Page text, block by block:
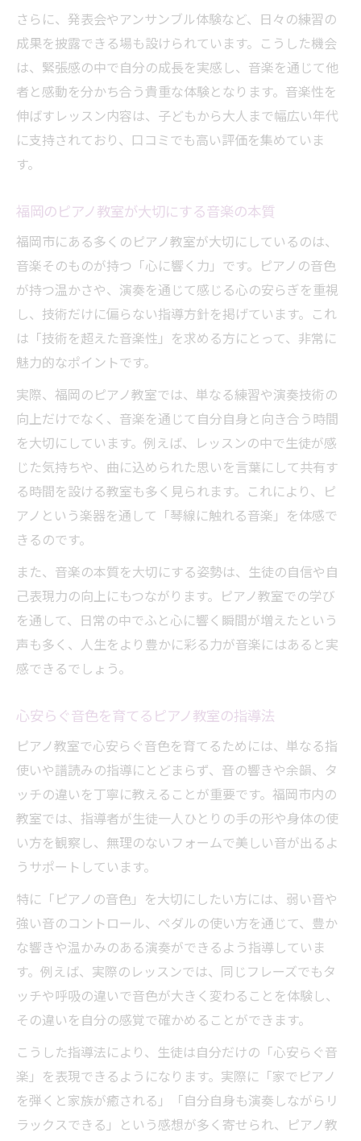
さらに、発表会やアンサンブル体験など、日々の練習の
成果を披露できる場も設けられています。こうした機会
は、緊張感の中で自分の成長を実感し、音楽を通じて他
者と感動を分かち合う貴重な体験となります。音楽性を
伸ばすレッスン内容は、子どもから大人まで幅広い年代
に支持されており、口コミでも高い評価を集めていま
す。
福岡のピアノ教室が大切にする音楽の本質
福岡市にある多くのピアノ教室が大切にしているのは、
音楽そのものが持つ「心に響く力」です。ピアノの音色
が持つ温かさや、演奏を通じて感じる心の安らぎを重視
し、技術だけに偏らない指導方針を掲げています。これ
は「技術を超えた音楽性」を求める方にとって、非常に
魅力的なポイントです。
実際、福岡のピアノ教室では、単なる練習や演奏技術の
向上だけでなく、音楽を通じて自分自身と向き合う時間
を大切にしています。例えば、レッスンの中で生徒が感
じた気持ちや、曲に込められた思いを言葉にして共有す
る時間を設ける教室も多く見られます。これにより、ピ
アノという楽器を通して「琴線に触れる音楽」を体感で
きるのです。
また、音楽の本質を大切にする姿勢は、生徒の自信や自
己表現力の向上にもつながります。ピアノ教室での学び
を通して、日常の中でふと心に響く瞬間が増えたという
声も多く、人生をより豊かに彩る力が音楽にはあると実
感できるでしょう。
心安らぐ音色を育てるピアノ教室の指導法
ピアノ教室で心安らぐ音色を育てるためには、単なる指
使いや譜読みの指導にとどまらず、音の響きや余韻、タ
ッチの違いを丁寧に教えることが重要です。福岡市内の
教室では、指導者が生徒一人ひとりの手の形や身体の使
い方を観察し、無理のないフォームで美しい音が出るよ
うサポートしています。
特に「ピアノの音色」を大切にしたい方には、弱い音や
強い音のコントロール、ペダルの使い方を通じて、豊か
な響きや温かみのある演奏ができるよう指導していま
す。例えば、実際のレッスンでは、同じフレーズでもタ
ッチや呼吸の違いで音色が大きく変わることを体験し、
その違いを自分の感覚で確かめることができます。
こうした指導法により、生徒は自分だけの「心安らぐ音
楽」を表現できるようになります。実際に「家でピアノ
を弾くと家族が癒される」「自分自身も演奏しながらリ
ラックスできる」という感想が多く寄せられ、ピアノ教